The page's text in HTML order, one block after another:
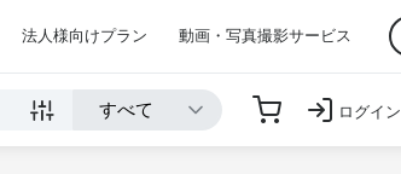
法人様向けプラン 動画・写真撮影サービス
ログイン